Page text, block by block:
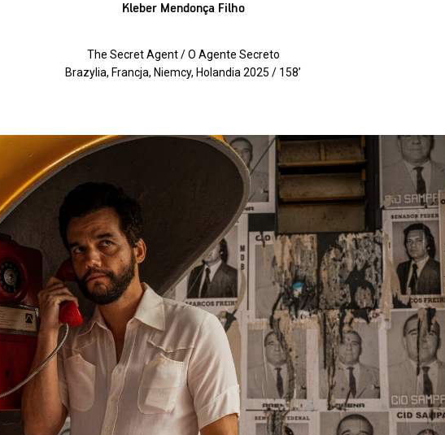
Kleber Mendonça Filho
The Secret Agent / O Agente Secreto
Brazylia, Francja, Niemcy, Holandia 2025 / 158’